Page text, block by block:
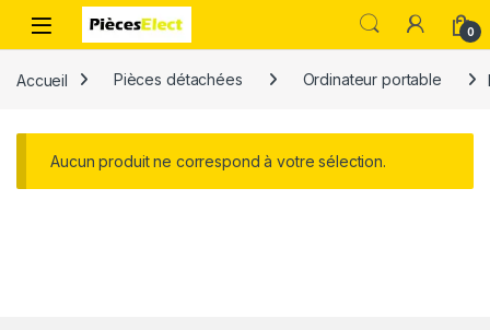
0
Accueil Pièces détachées Ordinateur portable
Aucun produit ne correspond à votre sélection.